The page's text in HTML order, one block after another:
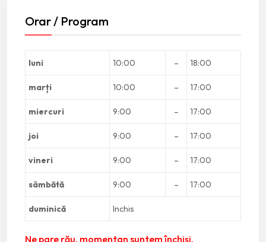
Orar / Program
luni 10:00 – 18:00
marți 10:00 – 17:00
miercuri 9:00 – 17:00
joi 9:00 – 17:00
vineri 9:00 – 17:00
sâmbătă 9:00 – 17:00
duminică Inchis
Ne pare rău, momentan suntem închiși.